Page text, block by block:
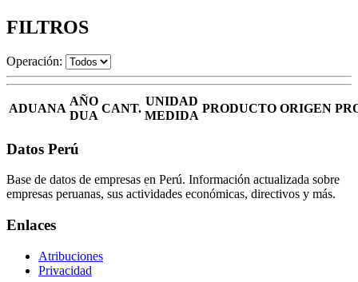
FILTROS
Operación:
ADUANA
AÑO
DUA
CANT.
UNIDAD
MEDIDA
PRODUCTO ORIGEN
Datos Perú
Base de datos de empresas en Perú. Información actualizada sobre
empresas peruanas, sus actividades económicas, directivos y más.
Enlaces
Atribuciones
Privacidad